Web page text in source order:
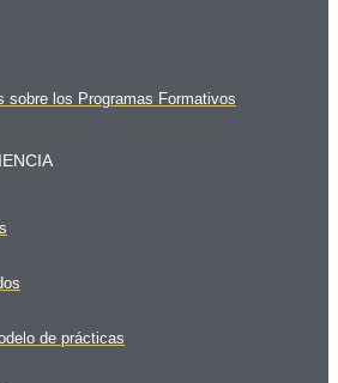
sobre los Programas Formativos
de prácticas